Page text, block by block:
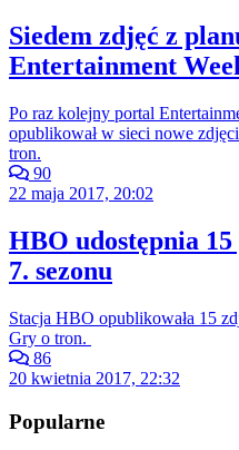
Siedem zdjęć z
Entertainment
Po raz kolejny portal
opublikował w sieci nowe
tron.
90
22 maja 2017, 20:02
HBO udostępnia
7. sezonu
Stacja HBO opublikowała 15
Gry o tron.
86
20 kwietnia 2017, 22:32
Popularne